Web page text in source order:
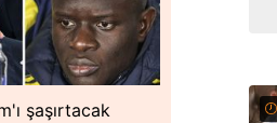
şaşırtacak